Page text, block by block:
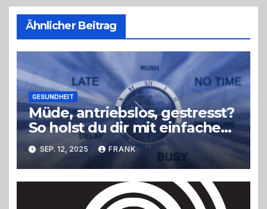
Ähnlicher Beitrag
GESUNDHEIT
Müde, antriebslos, gestresst?
So holst du dir mit einfachen
Tricks neue Energie zurück –
ohne radikale
Veränderungen
SEP. 12, 2025 FRANK